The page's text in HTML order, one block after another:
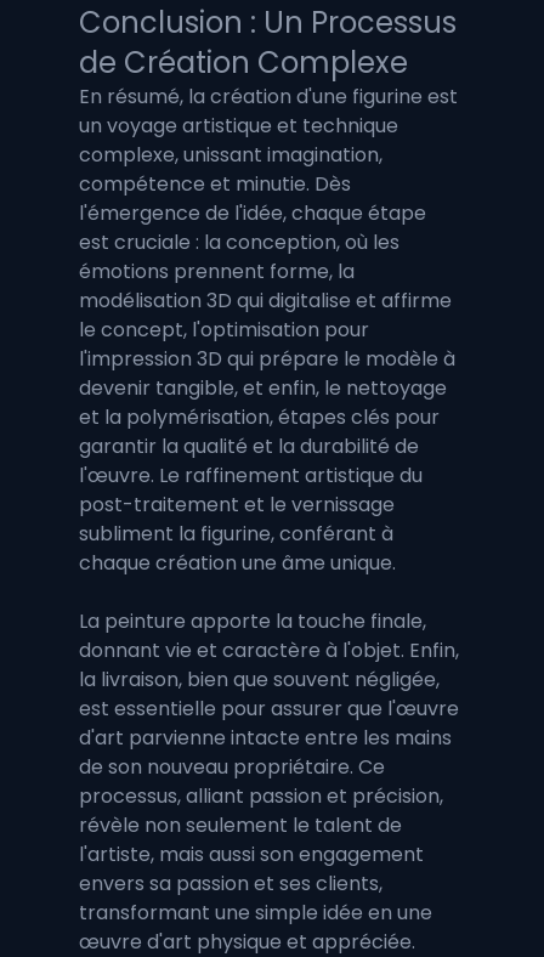
Conclusion : Un Processus
de Création Complexe
En résumé, la création d'une figurine est
un voyage artistique et technique
complexe, unissant imagination,
compétence et minutie. Dès
l'émergence de l'idée, chaque étape
est cruciale : la conception, où les
émotions prennent forme, la
modélisation 3D qui digitalise et affirme
le concept, l'optimisation pour
l'impression 3D qui prépare le modèle à
devenir tangible, et enfin, le nettoyage
et la polymérisation, étapes clés pour
garantir la qualité et la durabilité de
l'œuvre. Le raffinement artistique du
post-traitement et le vernissage
subliment la figurine, conférant à
chaque création une âme unique.
La peinture apporte la touche finale,
donnant vie et caractère à l'objet. Enfin,
la livraison, bien que souvent négligée,
est essentielle pour assurer que l'œuvre
d'art parvienne intacte entre les mains
de son nouveau propriétaire. Ce
processus, alliant passion et précision,
révèle non seulement le talent de
l'artiste, mais aussi son engagement
envers sa passion et ses clients,
transformant une simple idée en une
œuvre d'art physique et appréciée.